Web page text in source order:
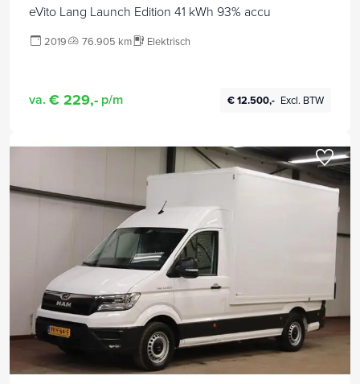
eVito Lang Launch Edition 41 kWh 93% accu
2019 76.905 km Elektrisch
va. € 229,- p/m € 12.500,- Excl. BTW